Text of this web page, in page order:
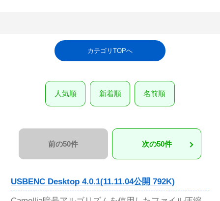
カテゴリTOPへ
人気順 新着順 名前順
前の50件 次の50件
USBENC Desktop 4.0.1(11.11.04公開 792K)